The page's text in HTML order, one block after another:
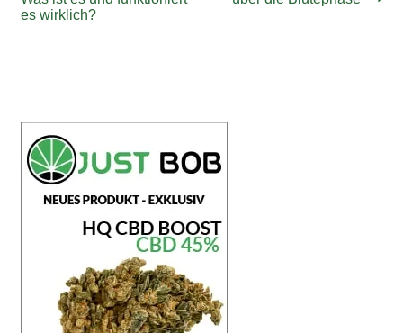
Navigation
es wirklich?